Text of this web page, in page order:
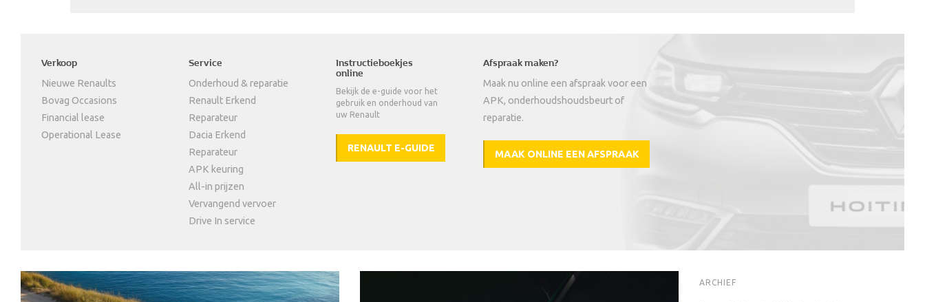
Verkoop
Nieuwe Renaults
Bovag Occasions
Financial lease
Operational Lease
Service
Onderhoud & reparatie
Renault Erkend
Reparateur
Dacia Erkend
Reparateur
APK keuring
All-in prijzen
Vervangend vervoer
Drive In service
Instructieboekjes
online
Bekijk de e-guide voor het
gebruik en onderhoud van
uw Renault
RENAULT E-GUIDE
Afspraak maken?
Maak nu online een afspraak voor een
APK, onderhoudshoudsbeurt of
reparatie.
MAAK ONLINE EEN AFSPRAAK
ARCHIEF